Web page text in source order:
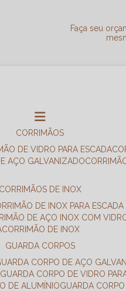
Faça seu
CORRIMÃOS
DE VIDRO PARA ESCADA
AÇO GALVANIZADO
CORRIMÃOS DE INOX
DE INOX PARA ESCADA
DE AÇO INOX COM
CORRIMÃO DE INOX
GUARDA CORPOS
GUARDA CORPO DE AÇO
GUARDA CORPO DE VIDRO
DE ALUMÍNIO
GUARDA